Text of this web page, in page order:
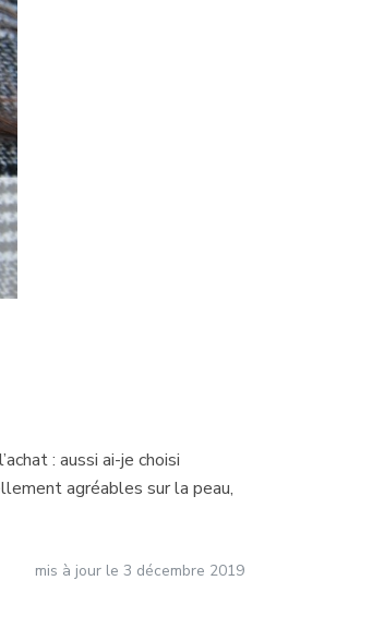
: aussi ai-je choisi
agréables sur la peau,
mis à jour le 3 décembre 2019